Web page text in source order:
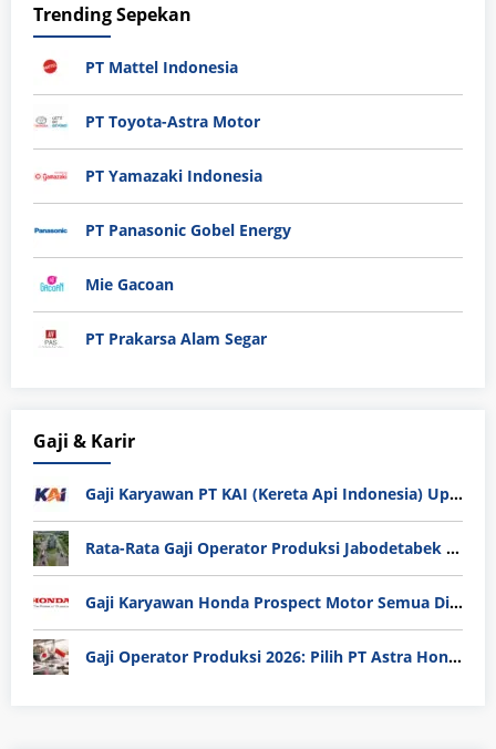
Trending Sepekan
PT Mattel Indonesia
PT Toyota-Astra Motor
PT Yamazaki Indonesia
PT Panasonic Gobel Energy
Mie Gacoan
PT Prakarsa Alam Segar
Gaji & Karir
Gaji Karyawan PT KAI (Kereta Api Indonesia) Update 2025
Rata-Rata Gaji Operator Produksi Jabodetabek 2025: Bedah Tuntas UMK, Lemburan, dan Realita Hidup Buruh
Gaji Karyawan Honda Prospect Motor Semua Divisi
Gaji Operator Produksi 2026: Pilih PT Astra Honda Motor (AHM) atau Manufaktur di Jepang?